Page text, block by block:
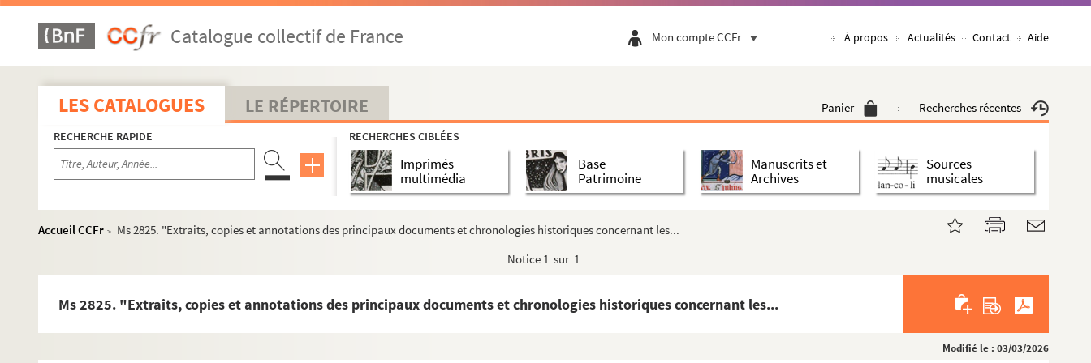
Catalogue collectif de France Mon compte CCFr À propos Actualités Contact Aide
LES CATALOGUES LE RÉPERTOIRE Panier Recherches récentes
RECHERCHE RAPIDE RECHERCHES CIBLÉES
Imprimés
multimédia
Base
Patrimoine
Manuscrits et
Archives
Sources
musicales
Accueil CCFr >
Ms 2825. "Extraits, copies et annotations des principaux documents et chronologies historiques concernant les...
Notice 1 sur 1
Ms 2825. "Extraits, copies et annotations des principaux documents et chronologies historiques concernant les...
Modifié le : 03/03/2026
Ms 2797. Documents sur les Secondat, barons de La Perche.
Ms 2798. Documents divers, originaux et copies, classés par Raymond Céleste, intéressant des membres de la fa...
Ms 2799. Agenais Succession de Mme de Secondat, veuve de M. de Villatte.
Ms 2800. Quatre pièces concernant le procès porté devant le duc de Penthièvre, grand Amiral de France, par un...
Ms 2801. "Secondât de Roques. Contenant Pierre Secondat, Jean Secondat, Jacques II Secondat, Pierre II Second...
Ms 2802. "Hommages rendus par les seigneurs de La Brède aux rois de France et d'Angleterre. Première liasse. ...
Ms 2803. "Premiers seigneurs de La Brède. Suite 2e liasse".
Ms 2804. "Dossier de Gaston de Lisle et de Marguerite de Montbran, sa première femme, et de Bonaventure de Lu...
Ms 2808. "Secondat de Roques. Jean II de Secondat de Roques. Testament de Jean de Secondat, avec plusieurs ex...